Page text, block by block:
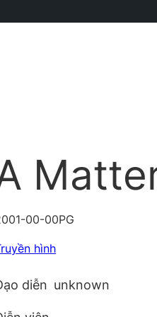
00-00PG
hình
diễn unknown